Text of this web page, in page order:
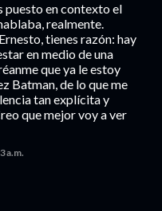
puesto en contexto el
realmente.
tienes razón: hay
en medio de una
que ya le estoy
Batman, de lo que me
tan explícita y
que mejor voy a ver
a.m.